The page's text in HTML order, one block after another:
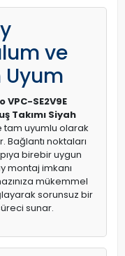
ve
Uyum
VPC-SE2V9E
Takımı Siyah
tam uyumlu olarak
Bağlantı noktaları
birebir uygun
montaj imkanı
mükemmel
sorunsuz bir
sunar.